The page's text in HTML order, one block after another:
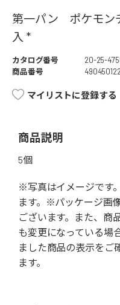
第一パン ポケモン
入 *
カタログ番号
20-25-
商品番号
マイリストに登録する
商品説明
5個
※写真はイメージです
ます。※パッケージ画
ございます。また、商
も変更になっている場
ました商品の表示をご
ます。